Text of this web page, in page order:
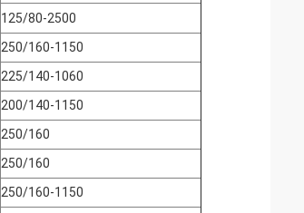
125/80-2500
250/160-1150
225/140-1060
200/140-1150
250/160
250/160
250/160-1150